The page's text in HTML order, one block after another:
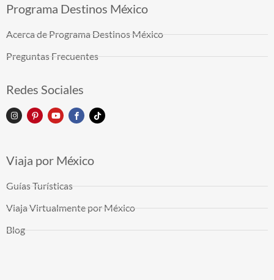
Programa Destinos México
Acerca de Programa Destinos México
Preguntas Frecuentes
Redes Sociales
Viaja por México
Guías Turísticas
Viaja Virtualmente por México
Blog